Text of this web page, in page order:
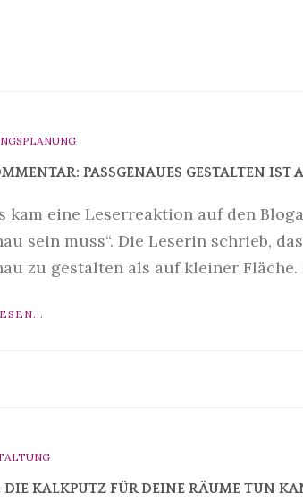
PASSGENAUES GESTALTEN IST
kam eine Leserreaktion auf den
sein muss“. Die Leserin schrieb,
zu gestalten als auf kleiner
DIE KALKPUTZ FÜR DEINE RÄUME TUN